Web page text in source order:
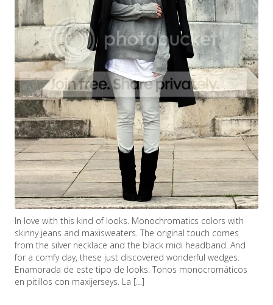
In love with this kind of looks. Monochromatics colors with
skinny jeans and maxisweaters. The original touch comes
from the silver necklace and the black midi headband. And
for a comfy day, these just discovered wonderful wedges.
Enamorada de este tipo de looks. Tonos monocromáticos
en pitillos con maxijerseys. La […]